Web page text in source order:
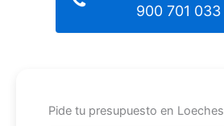
900 701 033
Pide tu presupuesto en Loeches